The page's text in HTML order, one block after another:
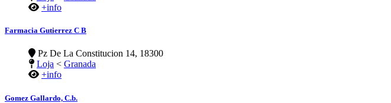
+info
Farmacia Gutierrez C B
Pz De La Constitucion 14, 18300
Loja < Granada
+info
Gomez Gallardo, C.b.